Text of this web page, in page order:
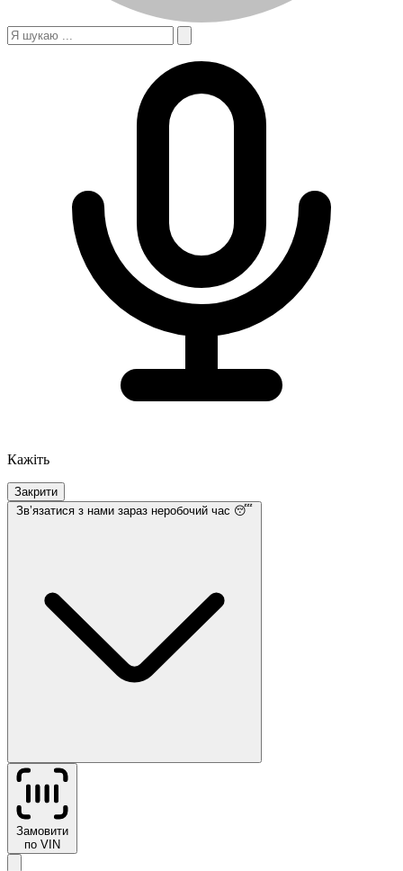
Кажіть
Закрити
Звʼязатися з нами зараз неробочий час 😴
Замовити
по VIN